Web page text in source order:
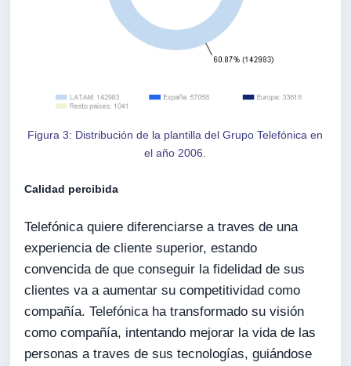
Figura 3: Distribución de la plantilla del Grupo Telefónica en
el año 2006.
Calidad percibida
Telefónica quiere diferenciarse a traves de una
experiencia de cliente superior, estando
convencida de que conseguir la fidelidad de sus
clientes va a aumentar su competitividad como
compañía. Telefónica ha transformado su visión
como compañía, intentando mejorar la vida de las
personas a traves de sus tecnologías, guiándose